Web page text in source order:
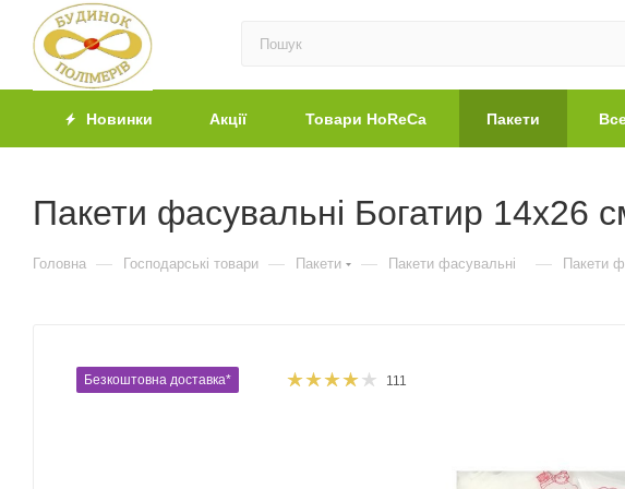
Новинки Акції Товари HoReCa Пакети
Пакети фасувальні Богатир 14х26
Головна — Господарські товари — Пакети — Пакети фасувальні — Пакети
Безкоштовна доставка* 111